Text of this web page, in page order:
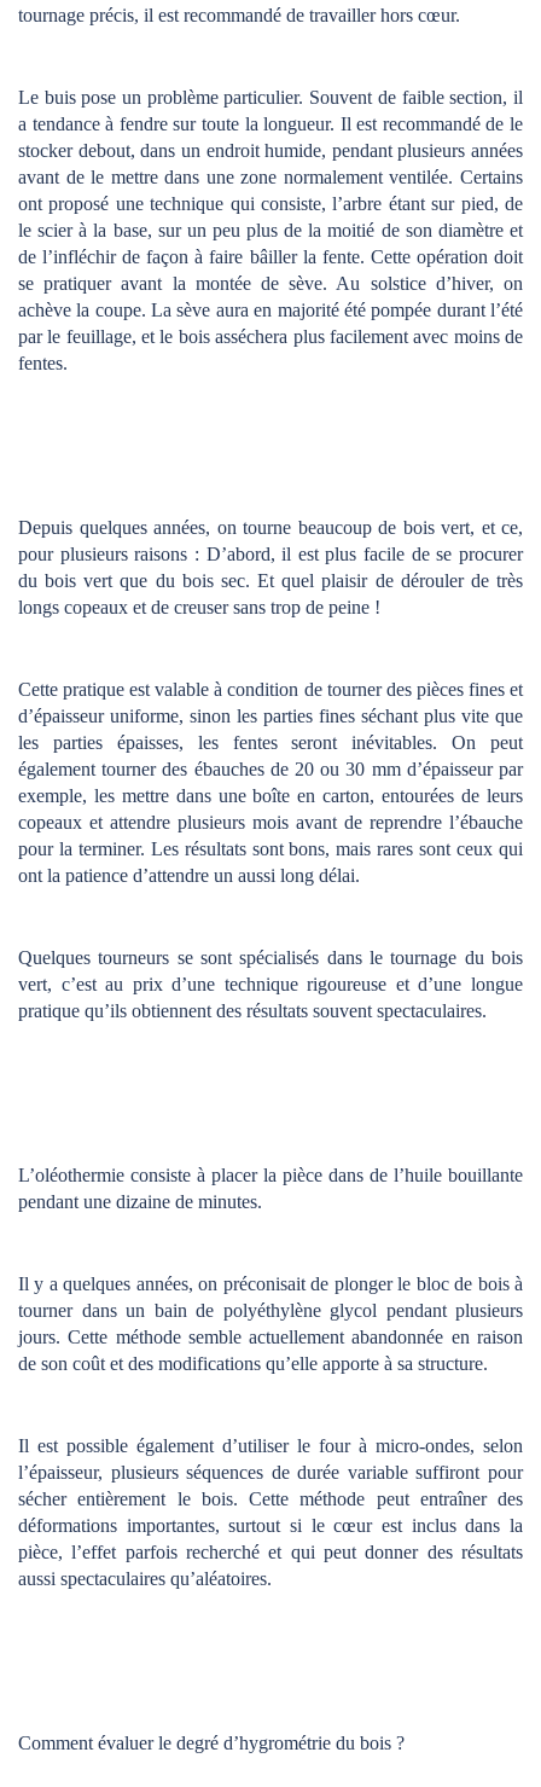
tournage précis, il est recommandé de travailler hors cœur.
Le buis pose un problème particulier. Souvent de faible section, il
a tendance à fendre sur toute la longueur. Il est recommandé de le
stocker debout, dans un endroit humide, pendant plusieurs années
avant de le mettre dans une zone normalement ventilée. Certains
ont proposé une technique qui consiste, l’arbre étant sur pied, de
le scier à la base, sur un peu plus de la moitié de son diamètre et
de l’infléchir de façon à faire bâiller la fente. Cette opération doit
se pratiquer avant la montée de sève. Au solstice d’hiver, on
achève la coupe. La sève aura en majorité été pompée durant l’été
par le feuillage, et le bois asséchera plus facilement avec moins de
fentes.
Depuis quelques années, on tourne beaucoup de bois vert, et ce,
pour plusieurs raisons : D’abord, il est plus facile de se procurer
du bois vert que du bois sec. Et quel plaisir de dérouler de très
longs copeaux et de creuser sans trop de peine !
Cette pratique est valable à condition de tourner des pièces fines et
d’épaisseur uniforme, sinon les parties fines séchant plus vite que
les parties épaisses, les fentes seront inévitables. On peut
également tourner des ébauches de 20 ou 30 mm d’épaisseur par
exemple, les mettre dans une boîte en carton, entourées de leurs
copeaux et attendre plusieurs mois avant de reprendre l’ébauche
pour la terminer. Les résultats sont bons, mais rares sont ceux qui
ont la patience d’attendre un aussi long délai.
Quelques tourneurs se sont spécialisés dans le tournage du bois
vert, c’est au prix d’une technique rigoureuse et d’une longue
pratique qu’ils obtiennent des résultats souvent spectaculaires.
L’oléothermie consiste à placer la pièce dans de l’huile bouillante
pendant une dizaine de minutes.
Il y a quelques années, on préconisait de plonger le bloc de bois à
tourner dans un bain de polyéthylène glycol pendant plusieurs
jours. Cette méthode semble actuellement abandonnée en raison
de son coût et des modifications qu’elle apporte à sa structure.
Il est possible également d’utiliser le four à micro-ondes, selon
l’épaisseur, plusieurs séquences de durée variable suffiront pour
sécher entièrement le bois. Cette méthode peut entraîner des
déformations importantes, surtout si le cœur est inclus dans la
pièce, l’effet parfois recherché et qui peut donner des résultats
aussi spectaculaires qu’aléatoires.
Comment évaluer le degré d’hygrométrie du bois ?